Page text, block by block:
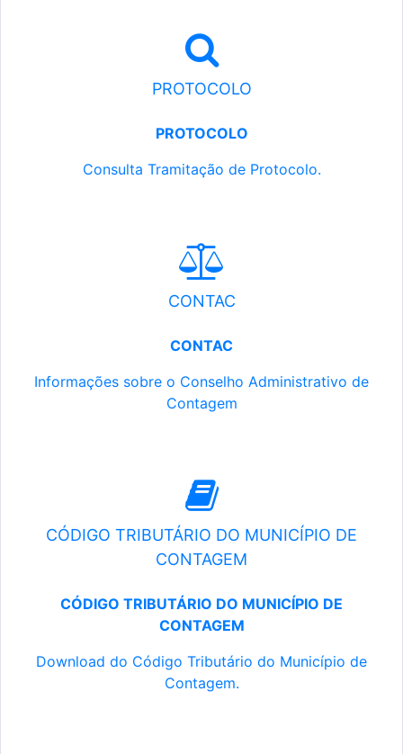
PROTOCOLO
PROTOCOLO
Consulta Tramitação de Protocolo.
CONTAC
CONTAC
Informações sobre o Conselho Administrativo de
Contagem
CÓDIGO TRIBUTÁRIO DO MUNICÍPIO DE
CONTAGEM
CÓDIGO TRIBUTÁRIO DO MUNICÍPIO DE
CONTAGEM
Download do Código Tributário do Município de
Contagem.